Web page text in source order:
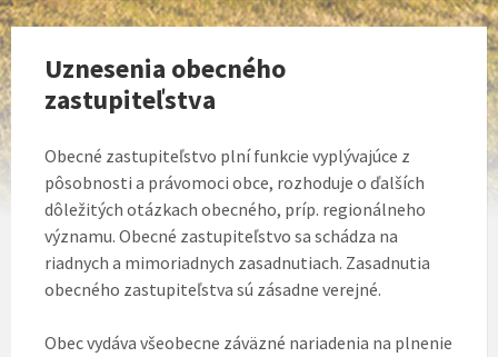
Uznesenia obecného
zastupiteľstva
Obecné zastupiteľstvo plní funkcie vyplývajúce z
pôsobnosti a právomoci obce, rozhoduje o ďalších
dôležitých otázkach obecného, príp. regionálneho
významu. Obecné zastupiteľstvo sa schádza na
riadnych a mimoriadnych zasadnutiach. Zasadnutia
obecného zastupiteľstva sú zásadne verejné.
Obec vydáva všeobecne záväzné nariadenia na plnenie